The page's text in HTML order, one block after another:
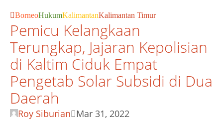
BorneoHukumKalimantanKalimantan Timur
Pemicu Kelangkaan
Terungkap, Jajaran Kepolisian
di Kaltim Ciduk Empat
Pengetab Solar Subsidi di Dua
Daerah
Roy Siburian Mar 31, 2022